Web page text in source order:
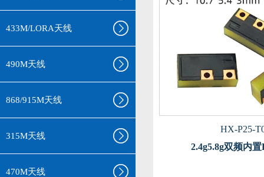
433M/LORA天线
490M天线
868/915M天线
315M天线
470M天线
HX-P25-
2.4g5.8g双频内